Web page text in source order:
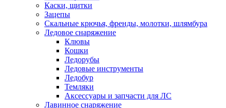
Каски, щитки
Зацепы
Скальные крючья, френды, молотки, шлямбура
Ледовое снаряжение
Клювы
Кошки
Ледорубы
Ледовые инструменты
Ледобур
Темляки
Аксессуары и запчасти для ЛС
Лавинное снаряжение